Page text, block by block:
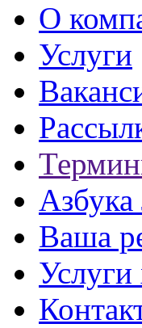
О
Услуги
Ваша
Услуги